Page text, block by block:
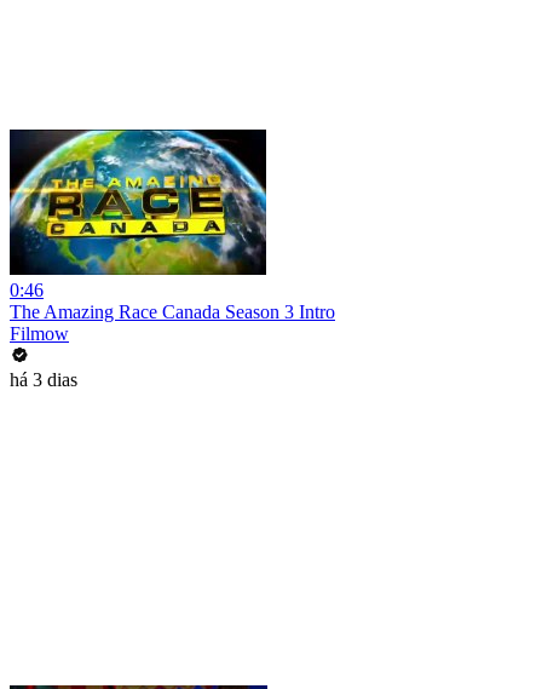
0:46
The Amazing Race Canada Season 3 Intro
Filmow
há 3 dias